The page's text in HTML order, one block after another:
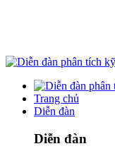
Trang chủ
Diễn đàn
Diễn đàn